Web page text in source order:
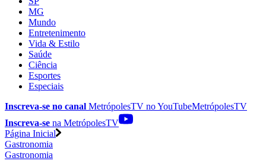
MG
Mundo
Entretenimento
Vida & Estilo
Saúde
Ciência
Esportes
Especiais
Inscreva-se no canal MetrópolesTV noYouTubeMetrópolesTV
Inscreva-se na MetrópolesTV
Página Inicial
Gastronomia
Gastronomia